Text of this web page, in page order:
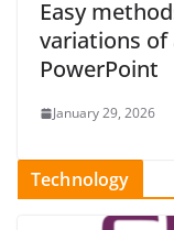
Easy
variations
PowerPoint
January 29, 2026
Technology